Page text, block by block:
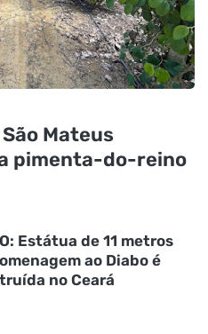
Mateus
pimenta-do-reino
Estátua de 11 metros
ao Diabo é
no Ceará